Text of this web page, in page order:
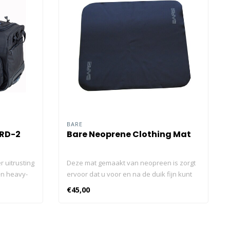
2
uitrusting
heavy-
BARE
Bare Neoprene Clothing Mat
Deze mat gemaakt van neopreen is zorgt
ervoor dat u voor en na de duik fijn kunt
ook uw favoriete duikmaterialen hoeven
€45,00